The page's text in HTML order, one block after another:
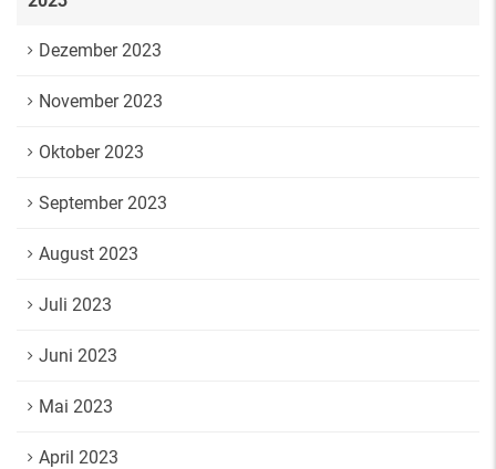
Dezember 2023
November 2023
Oktober 2023
September 2023
August 2023
Juli 2023
Juni 2023
Mai 2023
April 2023